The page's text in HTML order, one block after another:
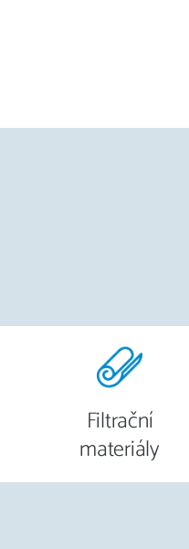
Filtrační
materiály